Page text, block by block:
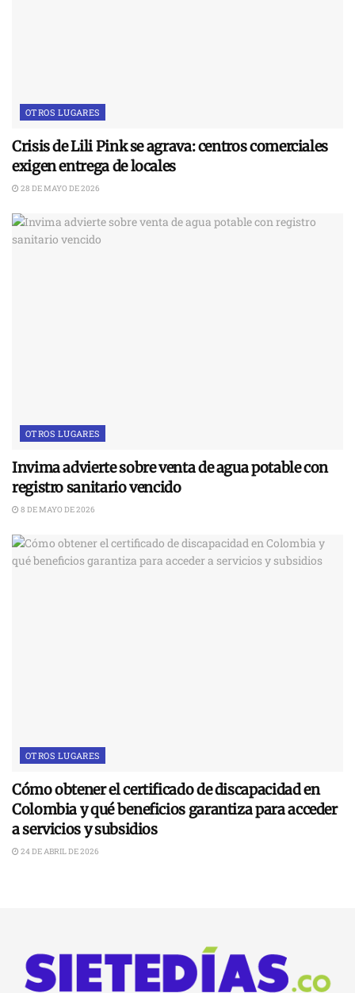
OTROS LUGARES
Crisis de Lili Pink se agrava: centros comerciales
exigen entrega de locales
28 DE MAYO DE 2026
OTROS LUGARES
Invima advierte sobre venta de agua potable con
registro sanitario vencido
8 DE MAYO DE 2026
OTROS LUGARES
Cómo obtener el certificado de discapacidad en
Colombia y qué beneficios garantiza para acceder
a servicios y subsidios
24 DE ABRIL DE 2026